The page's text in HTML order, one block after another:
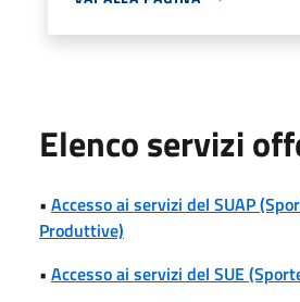
Elenco servizi
• Accesso ai servizi del SUAP
Produttive)
• Accesso ai servizi del SUE